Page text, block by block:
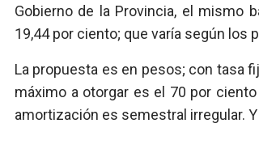
Gobierno de la Provincia, el mismo
19,44 por ciento; que varía según los
La propuesta es en pesos; con tasa
máximo a otorgar es el 70 por
amortización es semestral irregular.